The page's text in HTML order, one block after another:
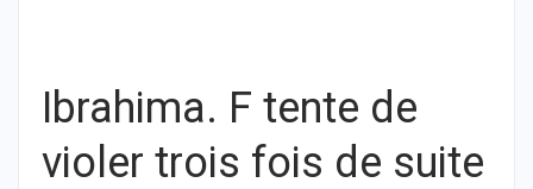
Ibrahima. F tente de
violer trois fois de suite